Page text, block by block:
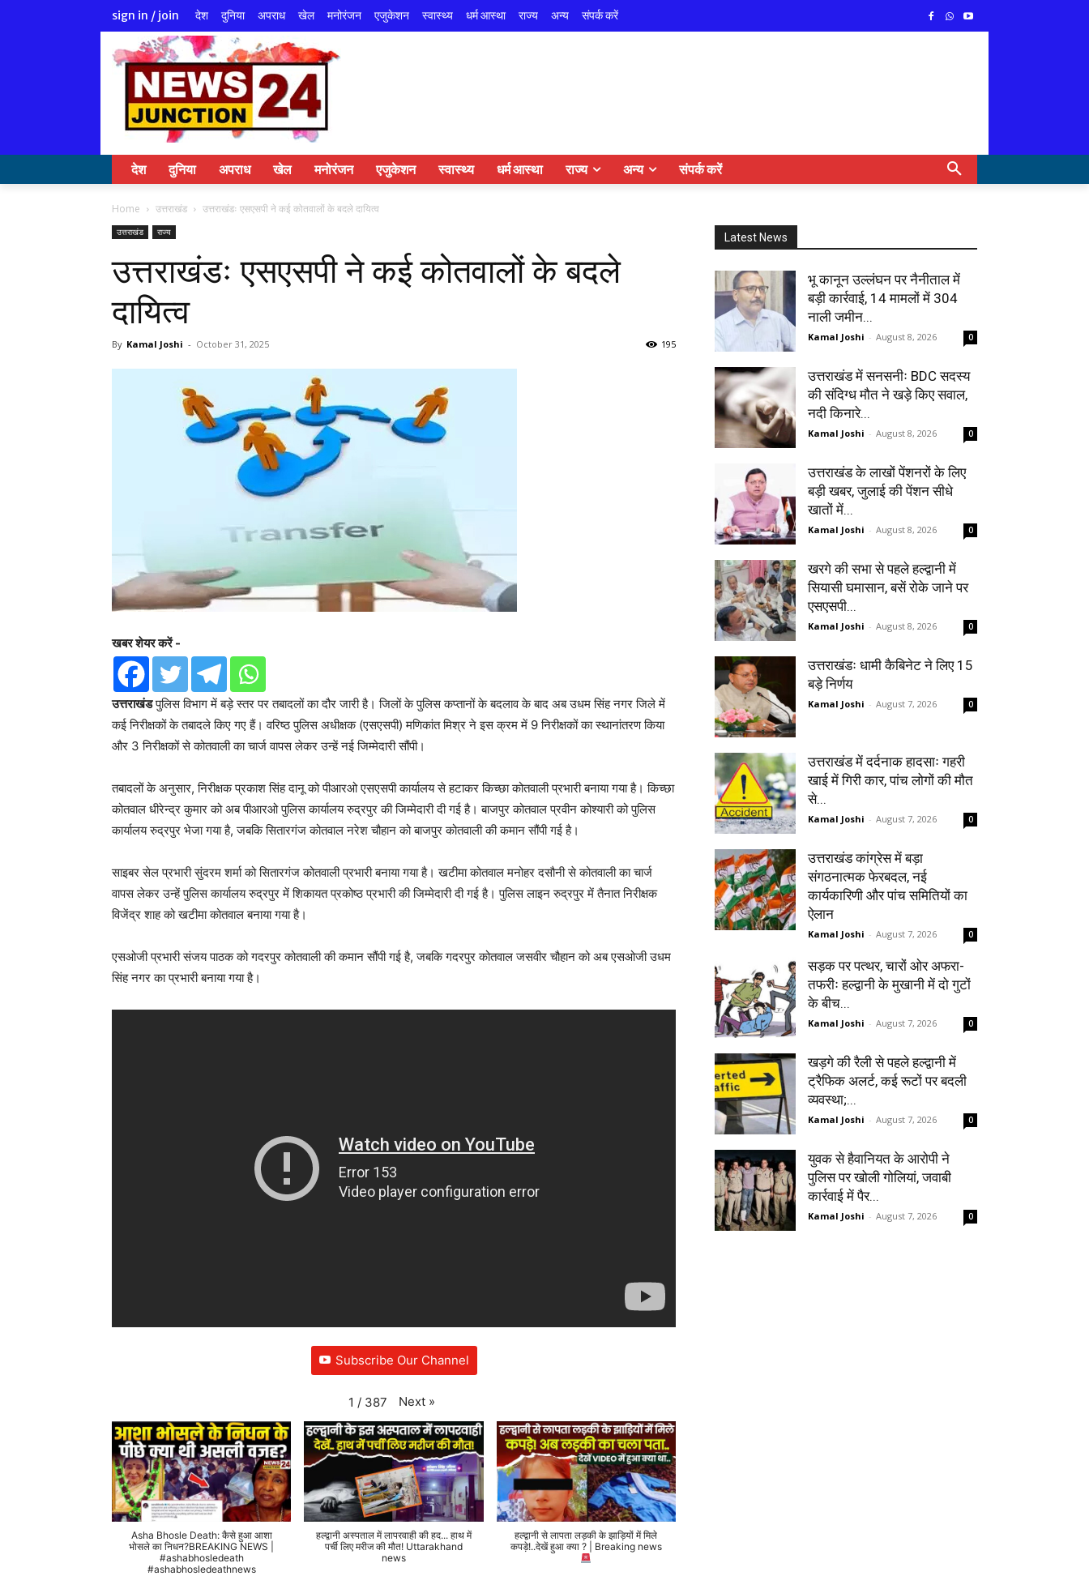
sign in / join देश दुनिया अपराध खेल मनोरंजन एजुकेशन स्वास्थ्य धर्म आस्था राज्य अन्य संपर्क करें
देश दुनिया अपराध खेल मनोरंजन एजुकेशन स्वास्थ्य धर्म आस्था राज्य अन्य संपर्क करें
Home उत्तराखंड उत्तराखंडः एसएसपी ने कई कोतवालों के बदले दायित्व
उत्तराखंड राज्य
उत्तराखंडः एसएसपी ने कई कोतवालों के बदले
दायित्व
By Kamal Joshi - October 31, 2025 195
खबर शेयर करें -
उत्तराखंडपुलिस विभाग में बड़े स्तर पर तबादलों का दौर जारी है। जिलों के पुलिस कप्तानों के बदलाव के बाद अब उधम सिंह नगर जिले में
कई निरीक्षकों के तबादले किए गए हैं। वरिष्ठ पुलिस अधीक्षक (एसएसपी) मणिकांत मिश्र ने इस क्रम में 9 निरीक्षकों का स्थानांतरण किया
और 3 निरीक्षकों से कोतवाली का चार्ज वापस लेकर उन्हें नई जिम्मेदारी सौंपी।
तबादलों के अनुसार, निरीक्षक प्रकाश सिंह दानू को पीआरओ एसएसपी कार्यालय से हटाकर किच्छा कोतवाली प्रभारी बनाया गया है। किच्छा
कोतवाल धीरेन्द्र कुमार को अब पीआरओ पुलिस कार्यालय रुद्रपुर की जिम्मेदारी दी गई है। बाजपुर कोतवाल प्रवीन कोश्यारी को पुलिस
कार्यालय रुद्रपुर भेजा गया है, जबकि सितारगंज कोतवाल नरेश चौहान को बाजपुर कोतवाली की कमान सौंपी गई है।
साइबर सेल प्रभारी सुंदरम शर्मा को सितारगंज कोतवाली प्रभारी बनाया गया है। खटीमा कोतवाल मनोहर दसौनी से कोतवाली का चार्ज
वापस लेकर उन्हें पुलिस कार्यालय रुद्रपुर में शिकायत प्रकोष्ठ प्रभारी की जिम्मेदारी दी गई है। पुलिस लाइन रुद्रपुर में तैनात निरीक्षक
विजेंद्र शाह को खटीमा कोतवाल बनाया गया है।
एसओजी प्रभारी संजय पाठक को गदरपुर कोतवाली की कमान सौंपी गई है, जबकि गदरपुर कोतवाल जसवीर चौहान को अब एसओजी उधम
सिंह नगर का प्रभारी बनाया गया है।
Subscribe Our Channel
1 / 387 Next »
Asha Bhosle Death: कैसे हुआ आशा
भोसले का निधन?BREAKING NEWS |
#ashabhosledeath
#ashabhosledeathnews
हल्द्वानी अस्पताल में लापरवाही की हद... हाथ में
पर्ची लिए मरीज की मौत! Uttarakhand
news
हल्द्वानी से लापता लड़की के झाड़ियों में मिले
कपड़े!..देखें हुआ क्या ? | Breaking news
Latest News
भू कानून उल्लंघन पर नैनीताल में
बड़ी कार्रवाई, 14 मामलों में 304
नाली जमीन...
Kamal Joshi - August 8, 2026 0
उत्तराखंड में सनसनीः BDC सदस्य
की संदिग्ध मौत ने खड़े किए सवाल,
नदी किनारे...
Kamal Joshi - August 8, 2026 0
उत्तराखंड के लाखों पेंशनरों के लिए
बड़ी खबर, जुलाई की पेंशन सीधे
खातों में...
Kamal Joshi - August 8, 2026 0
खरगे की सभा से पहले हल्द्वानी में
सियासी घमासान, बसें रोके जाने पर
एसएसपी...
Kamal Joshi - August 8, 2026 0
उत्तराखंडः धामी कैबिनेट ने लिए 15
बड़े निर्णय
Kamal Joshi - August 7, 2026 0
उत्तराखंड में दर्दनाक हादसाः गहरी
खाई में गिरी कार, पांच लोगों की मौत
से...
Kamal Joshi - August 7, 2026 0
उत्तराखंड कांग्रेस में बड़ा
संगठनात्मक फेरबदल, नई
कार्यकारिणी और पांच समितियों का
ऐलान
Kamal Joshi - August 7, 2026 0
सड़क पर पत्थर, चारों ओर अफरा-
तफरीः हल्द्वानी के मुखानी में दो गुटों
के बीच...
Kamal Joshi - August 7, 2026 0
खड़गे की रैली से पहले हल्द्वानी में
ट्रैफिक अलर्ट, कई रूटों पर बदली
व्यवस्था;...
Kamal Joshi - August 7, 2026 0
युवक से हैवानियत के आरोपी ने
पुलिस पर खोली गोलियां, जवाबी
कार्रवाई में पैर...
Kamal Joshi - August 7, 2026 0